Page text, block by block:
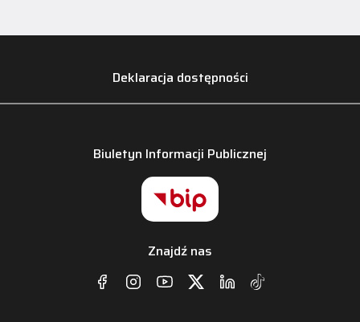
Deklaracja dostępności
Biuletyn Informacji Publicznej
Znajdź nas